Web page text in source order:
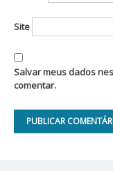
Site
Salvar meus dados
comentar.